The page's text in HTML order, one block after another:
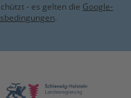
- es gelten die Google-
.